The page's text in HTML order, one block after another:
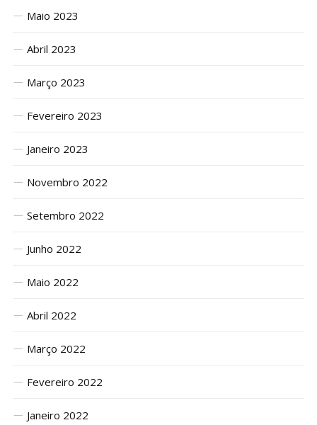
Maio 2023
Abril 2023
Março 2023
Fevereiro 2023
Janeiro 2023
Novembro 2022
Setembro 2022
Junho 2022
Maio 2022
Abril 2022
Março 2022
Fevereiro 2022
Janeiro 2022